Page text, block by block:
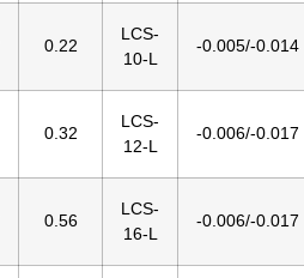
0.22
LCS-
10-L
-0.005/-0.014
0.32
LCS-
12-L
-0.006/-0.017
0.56
LCS-
16-L
-0.006/-0.017